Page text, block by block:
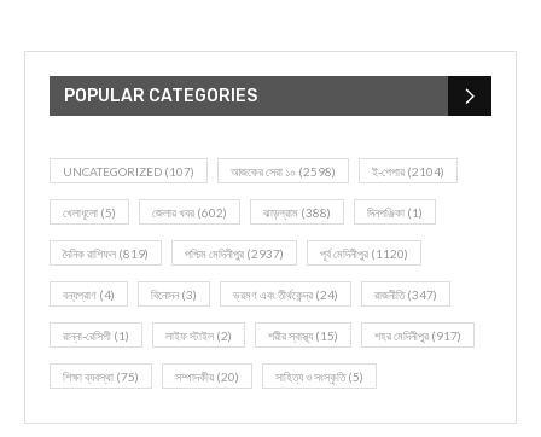
POPULAR CATEGORIES
UNCATEGORIZED (107) আজকের সেরা ১০ (2598) ই-পেপার (2104)
খেলাধূলো (5) জেলার খবর (602) ঝাড়গ্রাম (388) দিনপঞ্জিকা (1)
দৈনিক রাশিফল (819) পশ্চিম মেদিনীপুর (2937) পূর্ব মেদিনীপুর (1120)
বন্যপ্রাণ (4) বিনোদন(3) ভ্রমণ এবং তীর্থকেন্দ্র (24) রাজনীতি(347)
রান্না-রেসিপী (1) লাইফ স্টাইল (2) শরীর স্বাস্থ্য (15) শহর মেদিনীপুর (917)
শিক্ষা ব্যবস্থা (75) সম্পাদকীয় (20) সাহিত্য ও সংস্কৃতি(5)